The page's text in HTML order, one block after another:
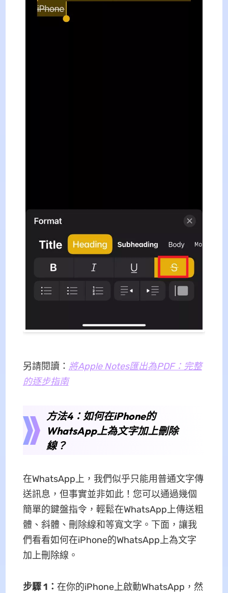
另請閱讀： 將Apple Notes匯出為PDF：完整
的逐步指南
方法4：如何在iPhone的
WhatsApp上為文字加上刪除
線？
在WhatsApp上，我們似乎只能用普通文字傳
送訊息，但事實並非如此！您可以通過幾個
簡單的鍵盤指令，輕鬆在WhatsApp上傳送粗
體、斜體、刪除線和等寬文字。下面，讓我
們看看如何在iPhone的WhatsApp上為文字
加上刪除線。
步驟 1 ： 在你的iPhone上啟動WhatsApp，然